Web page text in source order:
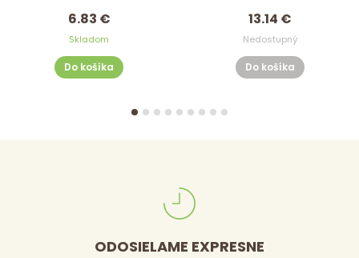
6.83 €
Skladom
Do košíka
13.14 €
Nedostupný
Do košíka
ODOSIELAME EXPRESNE